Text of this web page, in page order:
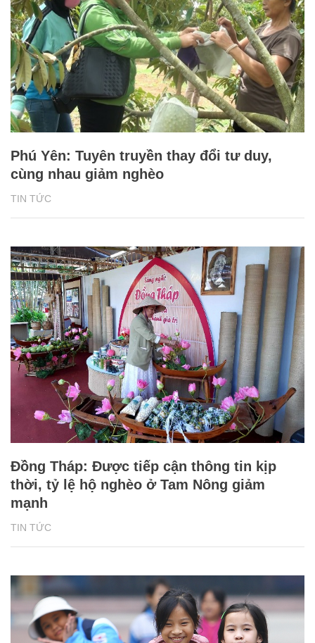
TIN TỨC
Phú Yên: Tuyên truyền thay đổi tư duy,
cùng nhau giảm nghèo
TIN TỨC
Đồng Tháp: Được tiếp cận thông tin kịp
thời, tỷ lệ hộ nghèo ở Tam Nông giảm
mạnh